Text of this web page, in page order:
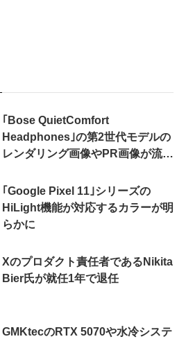
｢Bose QuietComfort
Headphones｣の第2世代モデルの
レンダリング画像やPR画像が流出
｢Google Pixel 11｣シリーズの
HiLight機能が対応するカラーが明
らかに
Xのプロダクト責任者であるNikita
Bier氏が就任1年で退任
GMKtecのRTX 5070や水冷システ